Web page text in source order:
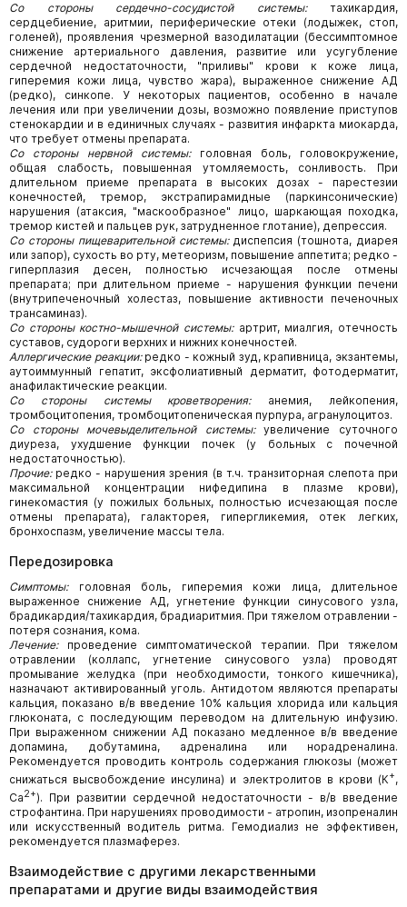
Со стороны сердечно-сосудистой системы: тахикардия,
сердцебиение, аритмии, периферические отеки (лодыжек, стоп,
голеней), проявления чрезмерной вазодилатации (бессимптомное
снижение артериального давления, развитие или усугубление
сердечной недостаточности, "приливы" крови к коже лица,
гиперемия кожи лица, чувство жара), выраженное снижение АД
(редко), синкопе. У некоторых пациентов, особенно в начале
лечения или при увеличении дозы, возможно появление приступов
стенокардии и в единичных случаях - развития инфаркта миокарда,
что требует отмены препарата.
Со стороны нервной системы: головная боль, головокружение,
общая слабость, повышенная утомляемость, сонливость. При
длительном приеме препарата в высоких дозах - парестезии
конечностей, тремор, экстрапирамидные (паркинсонические)
нарушения (атаксия, "маскообразное" лицо, шаркающая походка,
тремор кистей и пальцев рук, затрудненное глотание), депрессия.
Со стороны пищеварительной системы: диспепсия (тошнота, диарея
или запор), сухость во рту, метеоризм, повышение аппетита; редко -
гиперплазия десен, полностью исчезающая после отмены
препарата; при длительном приеме - нарушения функции печени
(внутрипеченочный холестаз, повышение активности печеночных
трансаминаз).
Со стороны костно-мышечной системы: артрит, миалгия, отечность
суставов, судороги верхних и нижних конечностей.
Аллергические реакции: редко - кожный зуд, крапивница, экзантемы,
аутоиммунный гепатит, эксфолиативный дерматит, фотодерматит,
анафилактические реакции.
Со стороны системы кроветворения: анемия, лейкопения,
тромбоцитопения, тромбоцитопеническая пурпура, агранулоцитоз.
Со стороны мочевыделительной системы:увеличение суточного
диуреза, ухудшение функции почек (у больных с почечной
недостаточностью).
Прочие: редко - нарушения зрения (в т.ч. транзиторная слепота при
максимальной концентрации нифедипина в плазме крови),
гинекомастия (у пожилых больных, полностью исчезающая после
отмены препарата), галакторея, гипергликемия, отек легких,
бронхоспазм, увеличение массы тела.
Передозировка
Симптомы:головная боль, гиперемия кожи лица, длительное
выраженное снижение АД, угнетение функции синусового узла,
брадикардия/тахикардия, брадиаритмия. При тяжелом отравлении -
потеря сознания, кома.
Лечение:проведение симптоматической терапии. При тяжелом
отравлении (коллапс, угнетение синусового узла) проводят
промывание желудка (при необходимости, тонкого кишечника),
назначают активированный уголь. Антидотом являются препараты
кальция, показано в/в введение 10% кальция хлорида или кальция
глюконата, с последующим переводом на длительную инфузию.
При выраженном снижении АД показано медленное в/в введение
допамина, добутамина, адреналина или норадреналина.
Рекомендуется проводить контроль содержания глюкозы (может
снижаться высвобождение инсулина) и электролитов в крови (К+,
Са2+). При развитии сердечной недостаточности - в/в введение
строфантина. При нарушениях проводимости - атропин, изопреналин
или искусственный водитель ритма. Гемодиализ не эффективен,
рекомендуется плазмаферез.
Взаимодействие с другими лекарственными
препаратами и другие виды взаимодействия